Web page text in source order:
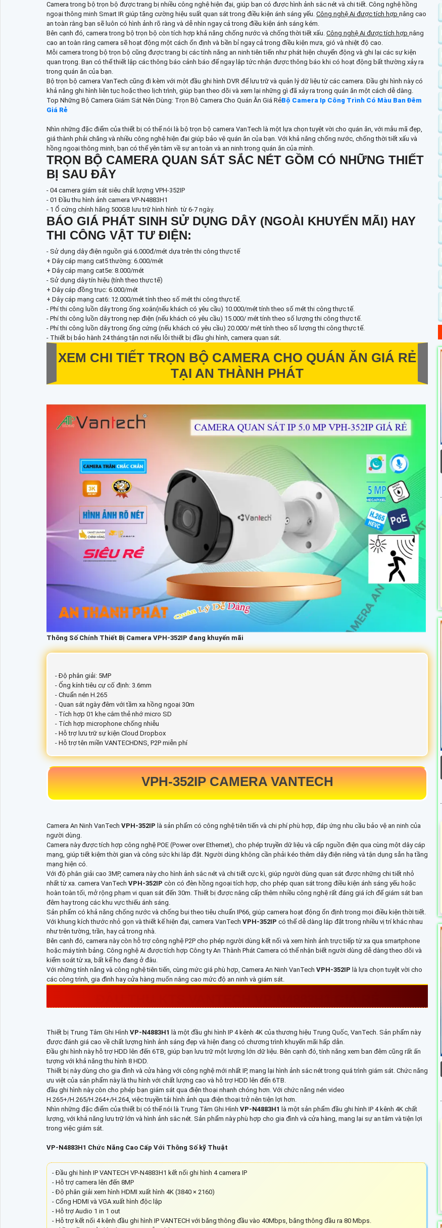
Camera trong bộ trọn bộ được trang bị nhiều công nghệ hiện đại, giúp bạn có được hình ảnh sắc nét và chi tiết. Công nghệ hồng
ngoại thông minh Smart IR giúp tăng cường hiệu suất quan sát trong điều kiện ánh sáng yếu. Công nghệ Ai được tích hợp nâng cao
an toàn rằng bạn sẽ luôn có hình ảnh rõ ràng và dễ nhìn ngay cả trong điều kiện ánh sáng kém.
Bên cạnh đó, camera trong bộ trọn bộ còn tích hợp khả năng chống nước và chống thời tiết xấu. Công nghệ Ai được tích hợp nâng
cao an toàn rằng camera sẽ hoạt động một cách ổn định và bền bỉ ngay cả trong điều kiện mưa, gió và nhiệt độ cao.
Mỗi camera trong bộ trọn bộ cũng được trang bị các tính năng an ninh tiên tiến như phát hiện chuyển động và ghi lại các sự kiện
quan trọng. Bạn có thể thiết lập các thông báo cảnh báo để ngay lập tức nhận được thông báo khi có hoạt động bất thường xảy ra
trong quán ăn của bạn.
Bộ trọn bộ camera VanTech cũng đi kèm với một đầu ghi hình DVR để lưu trữ và quản lý dữ liệu từ các camera. Đầu ghi hình này có
khả năng ghi hình liên tục hoặc theo lịch trình, giúp bạn theo dõi và xem lại những gì đã xảy ra trong quán ăn một cách dễ dàng.
Top Những Bộ Camera Giám Sát Nên Dùng: Trọn Bộ Camera Cho Quán Ăn Giá RẻBộ Camera Ip Công Trình Có Màu Ban Đêm
Giá Rẻ
Nhìn những đặc điểm của thiết bị có thể nói là bộ trọn bộ camera VanTech là một lựa chọn tuyệt vời cho quán ăn, với mẫu mã đẹp,
giá thành phải chăng và nhiều công nghệ hiện đại giúp bảo vệ quán ăn của bạn. Với khả năng chống nước, chống thời tiết xấu và
hồng ngoại thông minh, bạn có thể yên tâm về sự an toàn và an ninh trong quán ăn của mình.
TRỌN BỘ CAMERA QUAN SÁT SẮC NÉT GỒM CÓ NHỮNG THIẾT
BỊ SAU ĐÂY
- 04 camera giám sát siêu chất lượng VPH-352IP
- 01 Đầu thu hình ảnh camera VP-N4883H1
- 1 Ổ cứng chính hãng 500GB lưu trữ hình hình từ 6-7 ngày.
BÁO GIÁ PHÁT SINH SỬ DỤNG DÂY (NGOÀI KHUYẾN MÃI) HAY
THI CÔNG VẬT TƯ ĐIỆN:
- Sử dụng dây điện nguồn giá 6.000đ/mét dựa trên thi công thực tế
+ Dây cáp mạng cat5 thường: 6.000/mét
+ Dây cáp mạng cat5e: 8.000/mét
- Sử dụng dây tín hiệu (tính theo thực tế)
+ Dây cáp đồng trục: 6.000/mét
+ Dây cáp mạng cat6: 12.000/mét tính theo số mét thi công thực tế.
- Phí thi công luồn dây trong ống xoắn(nếu khách có yêu cầu) 10.000/mét tính theo số mét thi công thực tế.
- Phí thi công luồn dây trong nẹp điện (nếu khách có yêu cầu) 15.000/ mét tính theo số lượng thi công thực tế.
- Phí thi công luồn dây trong ống cứng (nếu khách có yêu cầu) 20.000/ mét tính theo số lượng thi công thực tế.
- Thiết bị bảo hành 24 tháng tận nơi nếu lỗi thiết bị đầu ghi hình, camera quan sát.
XEM CHI TIẾT TRỌN BỘ CAMERA CHO QUÁN ĂN GIÁ RẺ
TẠI AN THÀNH PHÁT
Thông Số Chính Thiết Bị Camera VPH-352IP đang khuyến mãi
- Độ phân giải: 5MP
- Ống kính tiêu cự cố định: 3.6mm
- Chuẩn nén H.265
- Quan sát ngày đêm với tầm xa hồng ngoại 30m
- Tích hợp 01 khe cắm thẻ nhớ micro SD
- Tích hợp microphone chống nhiễu
- Hỗ trợ lưu trữ sự kiện Cloud Dropbox
- Hỗ trợ tên miền VANTECHDNS, P2P miễn phí
VPH-352IPCAMERA VANTECH
Camera An Ninh VanTech VPH-352IP là sản phẩm có công nghệ tiên tiến và chi phí phù hợp, đáp ứng nhu cầu bảo vệ an ninh của
người dùng.
Camera này được tích hợp công nghệ POE (Power over Ethernet), cho phép truyền dữ liệu và cấp nguồn điện qua cùng một dây cáp
mạng, giúp tiết kiệm thời gian và công sức khi lắp đặt. Người dùng không cần phải kéo thêm dây điện riêng và tận dụng sẵn hạ tầng
mạng hiện có.
Với độ phân giải cao 3MP, camera này cho hình ảnh sắc nét và chi tiết cực kì, giúp người dùng quan sát được những chi tiết nhỏ
nhất từ xa. camera VanTech VPH-352IP còn có đèn hồng ngoại tích hợp, cho phép quan sát trong điều kiện ánh sáng yếu hoặc
hoàn toàn tối, mở rộng phạm vi quan sát đến 30m. Thiết bị được nâng cấp thêm nhiều công nghệ rất đáng giá ích để giám sát ban
đêm hay trong các khu vực thiếu ánh sáng.
Sản phẩm có khả năng chống nước và chống bụi theo tiêu chuẩn IP66, giúp camera hoạt động ổn định trong mọi điều kiện thời tiết.
Với khung kích thước nhỏ gọn và thiết kế hiện đại, camera VanTech VPH-352IP có thể dễ dàng lắp đặt trong nhiều vị trí khác nhau
như trên tường, trần, hay cả trong nhà.
Bên cạnh đó, camera này còn hỗ trợ công nghệ P2P cho phép người dùng kết nối và xem hình ảnh trực tiếp từ xa qua smartphone
hoặc máy tính bảng. Công nghệ Ai được tích hợp Công ty An Thành Phát Camera có thể nhận biết người dùng dễ dàng theo dõi và
kiểm soát từ xa, bất kể họ đang ở đâu.
Với những tính năng và công nghệ tiên tiến, cùng mức giá phù hợp, Camera An Ninh VanTech VPH-352IP là lựa chọn tuyệt vời cho
các công trình, gia đình hay cửa hàng muốn nâng cao mức độ an ninh và giám sát.
Thiết bị Trung Tâm Ghi Hình VP-N4883H1 là một đầu ghi hình IP 4 kênh 4K của thương hiệu Trung Quốc, VanTech. Sản phẩm này
được đánh giá cao về chất lượng hình ảnh sáng đẹp và hiện đang có chương trình khuyến mãi hấp dẫn.
Đầu ghi hình này hỗ trợ HDD lên đến 6TB, giúp bạn lưu trữ một lượng lớn dữ liệu. Bên cạnh đó, tính năng xem ban đêm cũng rất ấn
tượng với khả năng thu hình 8 HDD.
Thiết bị này dùng cho gia đình và cửa hàng với công nghệ mới nhất IP, mang lại hình ảnh sắc nét trong quá trình giám sát. Chức năng
ưu việt của sản phẩm này là thu hình với chất lượng cao và hỗ trợ HDD lên đến 6TB.
đầu ghi hình này còn cho phép bạn giám sát qua điện thoại nhanh chóng hơn. Với chức năng nén video
H.265+/H.265/H.264+/H.264, việc truyền tải hình ảnh qua điện thoại trở nên tiện lợi hơn.
Nhìn những đặc điểm của thiết bị có thể nói là Trung Tâm Ghi Hình VP-N4883H1 là một sản phẩm đầu ghi hình IP 4 kênh 4K chất
lượng, với khả năng lưu trữ lớn và hình ảnh sắc nét. Sản phẩm này phù hợp cho gia đình và cửa hàng, mang lại sự an tâm và tiện lợi
trong việc giám sát.
VP-N4883H1 Chức Năng Cao Cấp Với Thông Số kỹ Thuật
- Đầu ghi hình IP VANTECH VP-N4883H1 kết nối ghi hình 4 camera IP
- Hỗ trợ camera lên đến 8MP
- Độ phân giải xem hình HDMI xuất hình 4K (3840 × 2160)
- Cổng HDMI và VGA xuất hình độc lập
- Hỗ trợ Audio 1 in 1 out
- Hỗ trợ kết nối 4 kênh đầu ghi hình IP VANTECH với băng thông đầu vào 40Mbps, băng thông đầu ra 80 Mbps.